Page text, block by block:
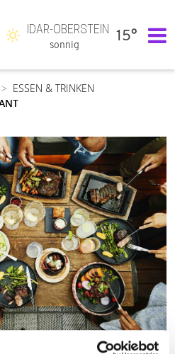
IDAR-OBERSTEIN
sonnig
15°
ESSEN & TRINKEN